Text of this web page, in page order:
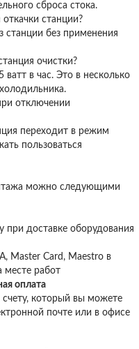
сброса стока.
станции?
без применения
очистки?
в час. Это в несколько
отключении
переходит в режим
пользоваться
можно следующими
при доставке оборудования
Master Card, Maestro в
месте работ
оплата
который вы можете
почте или в офисе